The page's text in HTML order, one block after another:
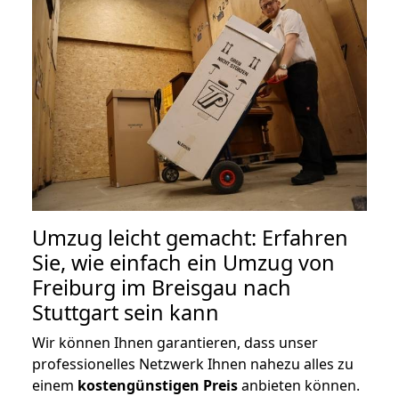
Umzug leicht gemacht: Erfahren
Sie, wie einfach ein Umzug von
Freiburg im Breisgau nach
Stuttgart sein kann
Wir können Ihnen garantieren, dass unser
professionelles Netzwerk Ihnen nahezu alles zu
einem kostengünstigen Preisanbieten können.